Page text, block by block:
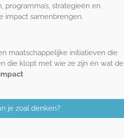
strategieën en
impact samenbrengen.
maatschappelijke initiatieven die
die klopt met wie ze zijn én wat de
je zoal denken?